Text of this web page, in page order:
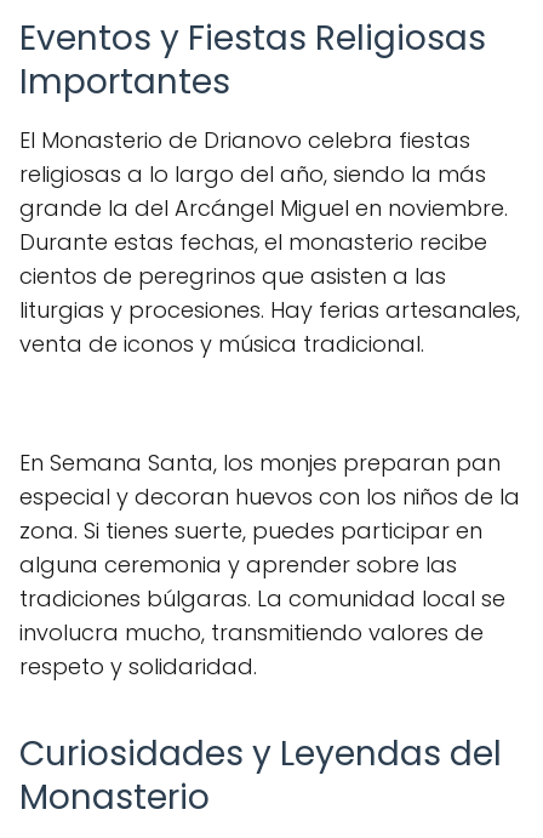
Eventos y Fiestas Religiosas
Importantes
El Monasterio de Drianovo celebra fiestas
religiosas a lo largo del año, siendo la más
grande la del Arcángel Miguel en noviembre.
Durante estas fechas, el monasterio recibe
cientos de peregrinos que asisten a las
liturgias y procesiones. Hay ferias artesanales,
venta de iconos y música tradicional.
En Semana Santa, los monjes preparan pan
especial y decoran huevos con los niños de la
zona. Si tienes suerte, puedes participar en
alguna ceremonia y aprender sobre las
tradiciones búlgaras. La comunidad local se
involucra mucho, transmitiendo valores de
respeto y solidaridad.
Curiosidades y Leyendas del
Monasterio